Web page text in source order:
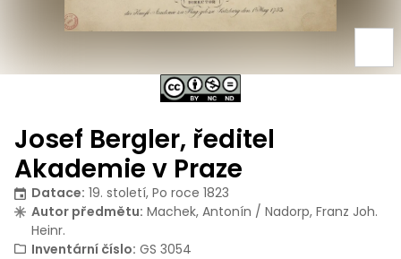
Josef Bergler, ředitel
Akademie v Praze
Datace: 19. století, Po roce 1823
Autor předmětu: Machek, Antonín / Nadorp, Franz Joh.
Heinr.
Inventární číslo: GS 3054